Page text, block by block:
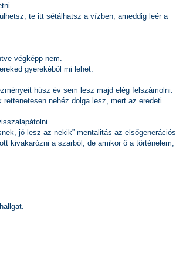
te itt sétálhatsz a vízben, ameddig leér a
végképp nem.
gyerekéből mi lehet.
húsz év sem lesz majd elég felszámolni.
nehéz dolga lesz, mert az eredeti
jó lesz az nekik” mentalitás az elsőgenerációs
kivakarózni a szarból, de amikor ő a történelem,